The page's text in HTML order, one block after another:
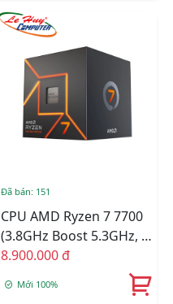
Đã bán: 151
CPU AMD Ryzen 7 7700
(3.8GHz Boost 5.3GHz, 8
Nhân 16 Luồng, 32MB
Cache, 65W, Socket AM5)
8.900.000 đ
Mới 100%